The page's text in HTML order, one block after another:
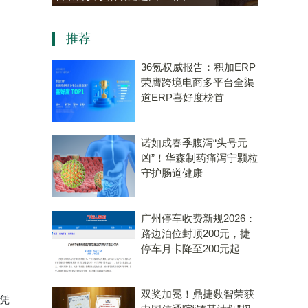
会客厅”成健康新地标
推荐
36氪权威报告：积加ERP
荣膺跨境电商多平台全渠
道ERP喜好度榜首
诺如成春季腹泻“头号元
凶”！华森制药痛泻宁颗粒
守护肠道健康
广州停车收费新规2026：
路边泊位封顶200元，捷
停车月卡降至200元起
双奖加冕！鼎捷数智荣获